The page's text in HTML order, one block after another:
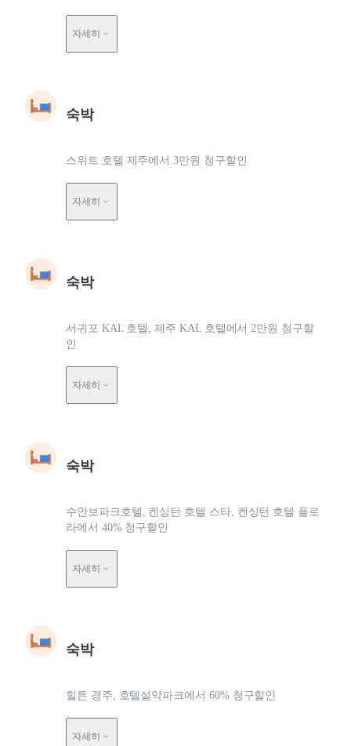
자세히
숙박
스위트 호텔 제주에서 3만원 청구할인
자세히
숙박
서귀포 KAL 호텔, 제주 KAL 호텔에서 2만원 청구할
인
자세히
숙박
수안보파크호텔, 켄싱턴 호텔 스타, 켄싱턴 호텔 플로
라에서 40% 청구할인
자세히
숙박
힐튼 경주, 호텔설악파크에서 60% 청구할인
자세히